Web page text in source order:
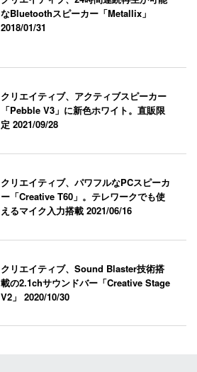
なBluetoothスピーカー「Metallix」
2018/01/31
クリエイティブ、アクティブスピーカー
「Pebble V3」に新色ホワイト。直販限
定2021/09/28
クリエイティブ、パワフルなPCスピーカ
ー「Creative T60」。テレワークでも使
えるマイク入力搭載2021/06/16
クリエイティブ、Sound Blaster技術搭
載の2.1chサウンドバー「Creative Stage
V2」2020/10/30